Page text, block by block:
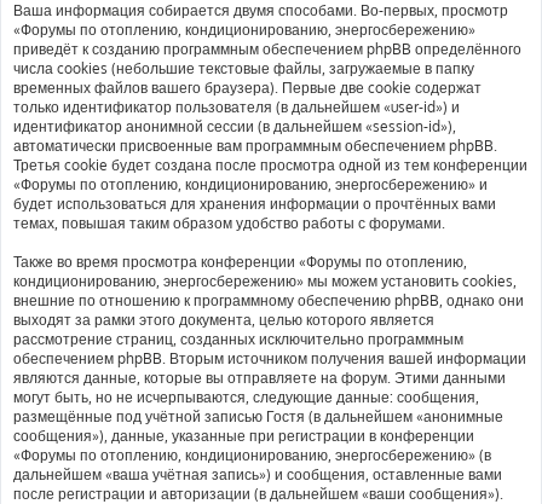
Ваша информация собирается двумя способами. Во-первых, просмотр
«Форумы по отоплению, кондиционированию, энергосбережению»
приведёт к созданию программным обеспечением phpBB определённого
числа cookies (небольшие текстовые файлы, загружаемые в папку
временных файлов вашего браузера). Первые две cookie содержат
только идентификатор пользователя (в дальнейшем «user-id») и
идентификатор анонимной сессии (в дальнейшем «session-id»),
автоматически присвоенные вам программным обеспечением phpBB.
Третья cookie будет создана после просмотра одной из тем конференции
«Форумы по отоплению, кондиционированию, энергосбережению» и
будет использоваться для хранения информации о прочтённых вами
темах, повышая таким образом удобство работы с форумами.
Также во время просмотра конференции «Форумы по отоплению,
кондиционированию, энергосбережению» мы можем установить cookies,
внешние по отношению к программному обеспечению phpBB, однако они
выходят за рамки этого документа, целью которого является
рассмотрение страниц, созданных исключительно программным
обеспечением phpBB. Вторым источником получения вашей информации
являются данные, которые вы отправляете на форум. Этими данными
могут быть, но не исчерпываются, следующие данные: сообщения,
размещённые под учётной записью Гостя (в дальнейшем «анонимные
сообщения»), данные, указанные при регистрации в конференции
«Форумы по отоплению, кондиционированию, энергосбережению» (в
дальнейшем «ваша учётная запись») и сообщения, оставленные вами
после регистрации и авторизации (в дальнейшем «ваши сообщения»).